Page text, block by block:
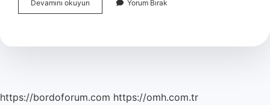
Devamını okuyun
Tanıdık
Görmek
Yorum Bırak
https://bordoforum.com https://omh.com.tr